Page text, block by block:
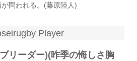
が問われる。(藤原陸人)
Player
リーダー)(昨季の悔しさ胸